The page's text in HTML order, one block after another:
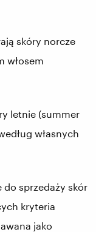
skóry norcze
włosem
letnie (summer
własnych
do sprzedaży skór
kryteria
jako